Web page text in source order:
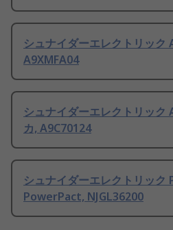
シュナイダーエレクトリッ
A9XMFA04
シュナイダーエレクトリック
カ, A9C70124
シュナイダーエレクトリッ
PowerPact, NJGL36200